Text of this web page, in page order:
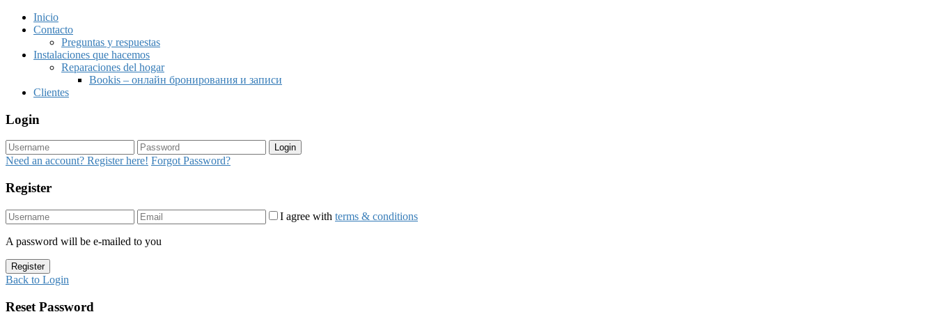
Inicio
Contacto
Preguntas y respuestas
Instalaciones que hacemos
Reparaciones del hogar
Bookis – онлайн бронирования и записи
Clientes
Login
Login
Need an account? Register here! Forgot Password?
Register
I agree with terms & conditions
A password will be e-mailed to you
Register
Back to Login
Reset Password